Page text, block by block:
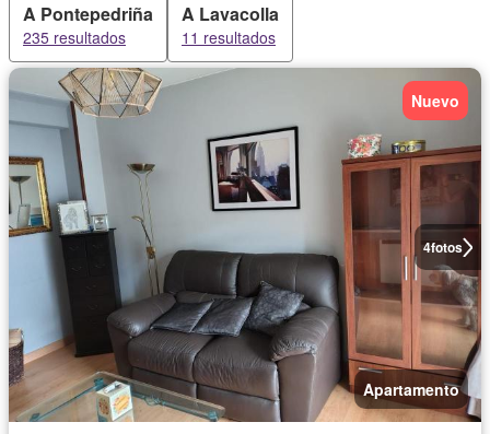
A Pontepedriña
235 resultados
A Lavacolla
11 resultados
4fotos
Nuevo
Apartamento